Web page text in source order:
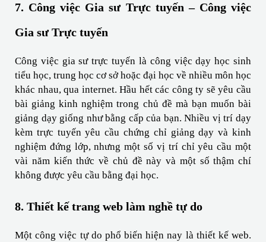
7. Công việc Gia sư Trực tuyến – Công việc
Gia sư Trực tuyến
Công việc gia sư trực tuyến là công việc dạy học sinh
tiểu học, trung học cơ sở hoặc đại học về nhiều môn học
khác nhau, qua internet. Hầu hết các công ty sẽ yêu cầu
bài giảng kinh nghiệm trong chủ đề mà bạn muốn bài
giảng dạy giống như bằng cấp của bạn. Nhiều vị trí dạy
kèm trực tuyến yêu cầu chứng chỉ giảng dạy và kinh
nghiệm đứng lớp, nhưng một số vị trí chỉ yêu cầu một
vài năm kiến ​​thức về chủ đề này và một số thậm chí
không được yêu cầu bằng đại học.
8. Thiết kế trang web làm nghề tự do
Một công việc tự do phổ biến hiện nay là thiết kế web.